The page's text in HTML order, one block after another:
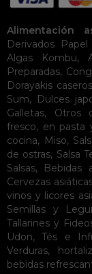
Alimentación
Derivados
Algas Kombu,
Preparadas,
Dorayakis caseros
Sum, Dulces
Galletas, Otros
fresco, en pasta
cocina, Miso,
de ostras, Salsa
Salsas, Bebidas
Cervezas
vinos y licores
Semillas y
Tallarines y
Udon,Tés e
Verduras,
bebidas